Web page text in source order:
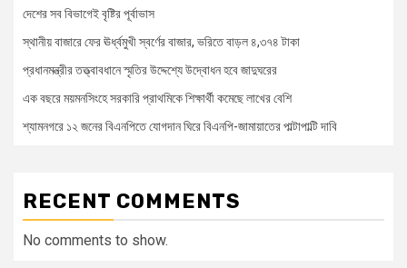
দেশের সব বিভাগেই বৃষ্টির পূর্বাভাস
স্থানীয় বাজারে ফের ঊর্ধ্বমুখী স্বর্ণের বাজার, ভরিতে বাড়ল ৪,৩৭৪ টাকা
প্রধানমন্ত্রীর তত্ত্বাবধানে স্মৃতির উদ্দেশ্যে উদ্বোধন হবে জাদুঘরের
এক বছরে ময়মনসিংহে সরকারি প্রাথমিকে শিক্ষার্থী কমেছে লাখের বেশি
শ্যামনগরে ১২ জনের বিএনপিতে যোগদান ঘিরে বিএনপি-জামায়াতের পাল্টাপাল্টি দাবি
RECENT COMMENTS
No comments to show.